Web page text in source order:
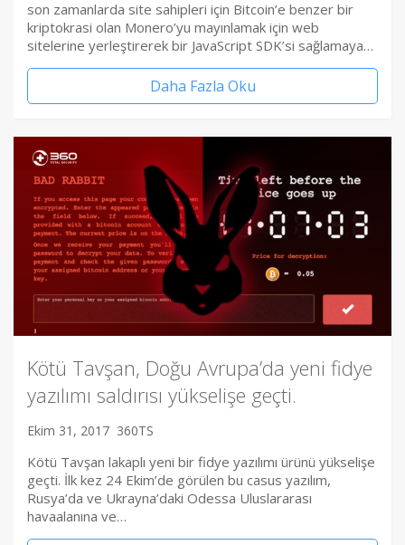
son zamanlarda site sahipleri için Bitcoin’e benzer bir
kriptokrasi olan Monero’yu mayınlamak için web
sitelerine yerleştirerek bir JavaScript SDK’si sağlamaya…
Daha Fazla Oku
Kötü Tavşan, Doğu Avrupa’da yeni fidye
yazılımı saldırısı yükselişe geçti.
Ekim 31, 2017 360TS
Kötü Tavşan lakaplı yeni bir fidye yazılımı ürünü yükselişe
geçti. İlk kez 24 Ekim’de görülen bu casus yazılım,
Rusya’da ve Ukrayna’daki Odessa Uluslararası
havaalanına ve…